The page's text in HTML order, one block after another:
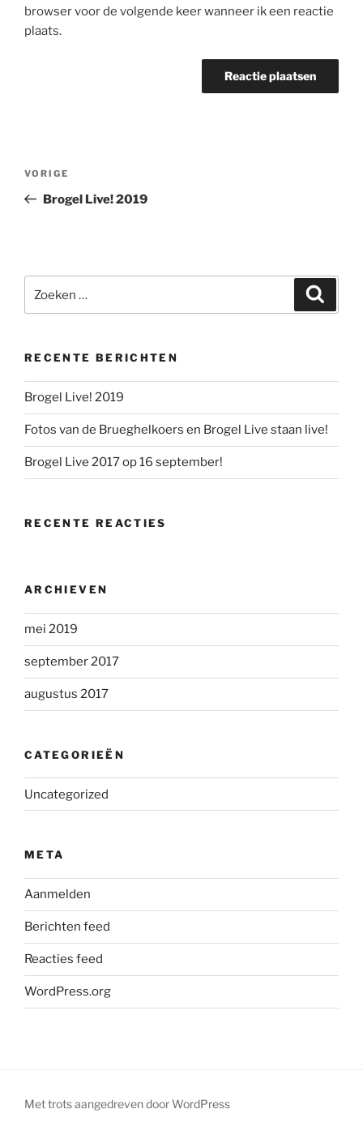
browser voor de volgende keer wanneer ik een reactie
plaats.
Vorig
bericht
VORIGE
Brogel Live! 2019
naar:
RECENTE BERICHTEN
Brogel Live! 2019
Fotos van de Brueghelkoers en Brogel Live staan live!
Brogel Live 2017 op 16 september!
RECENTE REACTIES
ARCHIEVEN
mei 2019
september 2017
augustus 2017
CATEGORIEËN
Uncategorized
META
Aanmelden
Berichten feed
Reacties feed
WordPress.org
Met trots aangedreven door WordPress